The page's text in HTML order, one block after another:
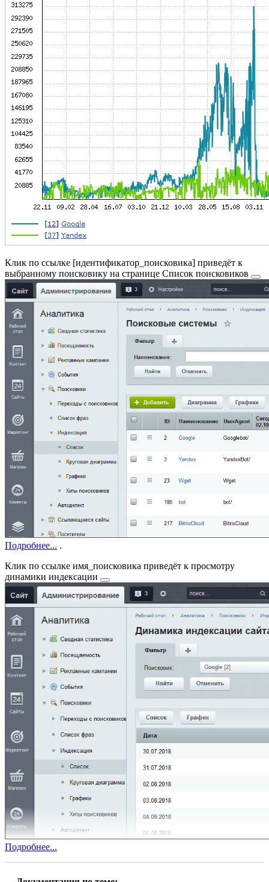
Клик по ссылке [идентификатор_поисковика] приведёт к
выбранному поисковику на странице Список поисковиков
Подробнее... .
Клик по ссылке имя_поисковика приведёт к просмотру
динамики индексации
Подробнее...